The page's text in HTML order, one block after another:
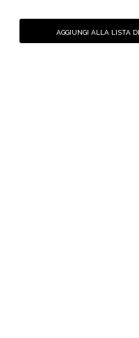
AGGIUNGI ALLA LISTA